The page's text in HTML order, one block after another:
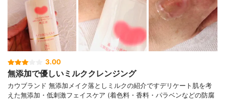
3.00
無添加で優しいミルククレンジング
カウブランド 無添加メイク落としミルクの紹介ですデリケート肌を考
えた無添加・低刺激フェイスケア (着色料・香料・パラベンなどの防腐